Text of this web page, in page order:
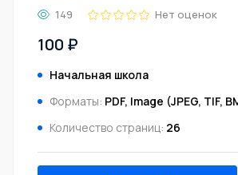
149 Нет оценок
100 ₽
Начальная школа
Форматы: PDF, Image (JPEG, TIF,
Количество страниц: 26